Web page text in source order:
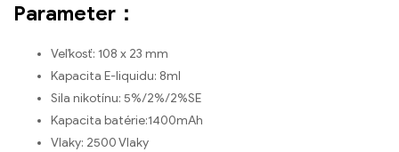
Parameter：
Veľkosť: 108 x 23 mm
Kapacita E-liquidu: 8ml
Sila nikotínu: 5%/2%/2%SE
Kapacita batérie:1400mAh
Vlaky: 2500 Vlaky